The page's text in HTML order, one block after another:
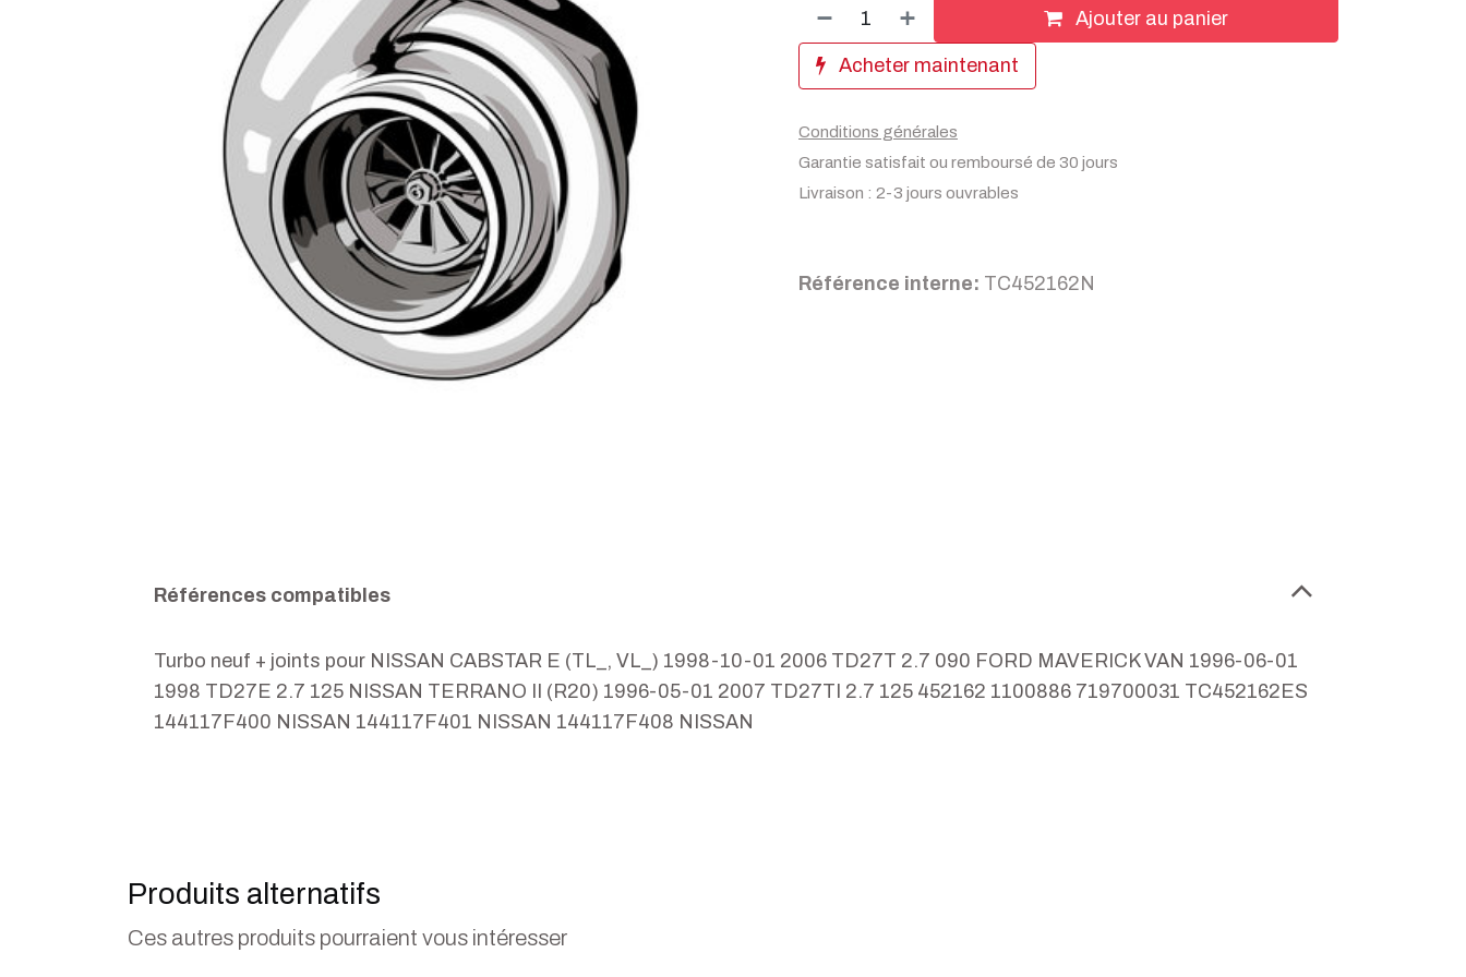
Ajouter au panier
Acheter maintenant
Conditions générales
Garantie satisfait ou remboursé de 30 jours
Livraison : 2-3 jours ouvrables
Référence interne: TC452162N
Références compatibles
Turbo neuf + joints pour NISSAN CABSTAR E (TL_, VL_) 1998-10-01 2006 TD27T 2.7 090 FORD MAVERICK VAN 1996-06-01
1998 TD27E 2.7 125 NISSAN TERRANO II (R20) 1996-05-01 2007 TD27TI 2.7 125 452162 1100886 719700031 TC452162ES
144117F400 NISSAN 144117F401 NISSAN 144117F408 NISSAN
Produits alternatifs
Ces autres produits pourraient vous intéresser